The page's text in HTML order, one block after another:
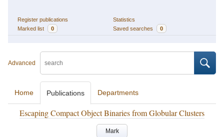
Register publications
Statistics
Marked list
0 Saved searches 0
Advanced
Home Publications Departments
Escaping Compact Object Binaries from Globular Clusters
Mark